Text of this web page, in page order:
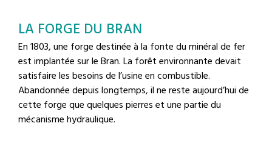
LA FORGE DU BRAN
En 1803, une forge destinée à la fonte du minéral de fer
est implantée sur le Bran. La forêt environnante devait
satisfaire les besoins de l’usine en combustible.
Abandonnée depuis longtemps, il ne reste aujourd’hui de
cette forge que quelques pierres et une partie du
mécanisme hydraulique.